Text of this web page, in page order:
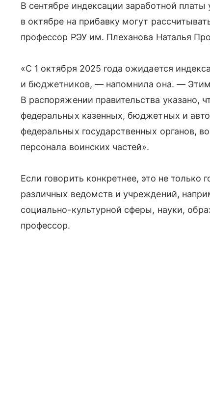
В сентябре индексации заработной
в октябре на прибавку могут
профессор РЭУ им. Плеханова Наталья
«С 1 октября 2025 года ожидается
и бюджетников, — напомнила она. — Этим
В распоряжении правительства указано,
федеральных казенных, бюджетных и
федеральных государственных органов,
персонала воинских частей».
Если говорить конкретнее, это не
различных ведомств и учреждений,
социально-культурной сферы, науки,
профессор.